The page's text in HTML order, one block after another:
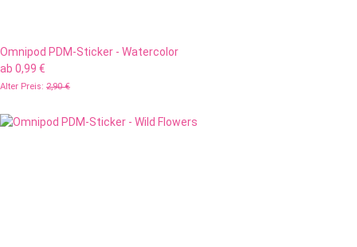
Omnipod PDM-Sticker - Watercolor
ab 0,99 €
Alter Preis: 2,90 €